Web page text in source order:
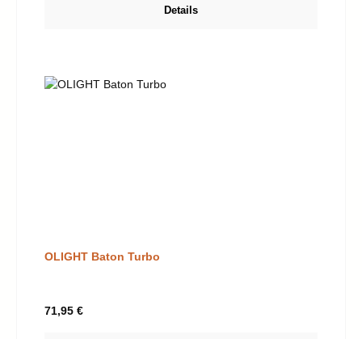
Details
OLIGHT Baton Turbo
Regulärer Preis:
71,95 €